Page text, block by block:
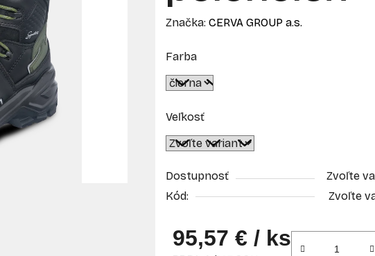
Značka: CERVA GROUP a.s.
Farba
Veľkosť
Dostupnosť
Zvoľte
Kód:
Zvoľte
95,57 € / ks